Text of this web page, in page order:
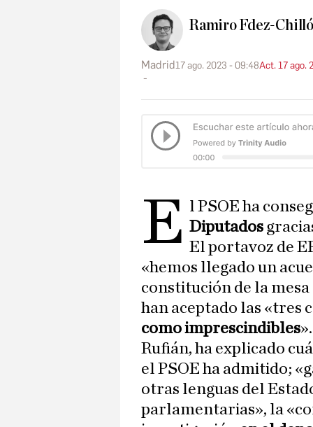
Ramiro Fdez-
Madrid17 ago. 2023 - 09:48Act. 17 ago.
E l PSOE ha
Diputados
El portavoz de
«hemos llegado un
constitución de la
han aceptado las «tres
como imprescindibles».
Rufián, ha explicado
el PSOE ha admitido;
otras lenguas del
parlamentarias», la